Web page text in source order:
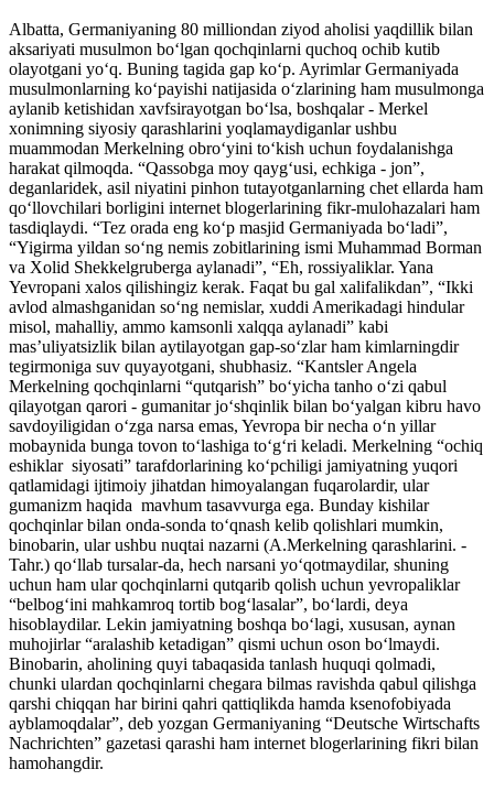
Albatta, Germaniyaning 80 milliondan ziyod aholisi yaqdillik bilan
aksariyati musulmon bo‘lgan qochqinlarni quchoq ochib kutib
olayotgani yo‘q. Buning tagida gap ko‘p. Ayrimlar Germaniyada
musulmonlarning ko‘payishi natijasida o‘zlarining ham musulmonga
aylanib ketishidan xavfsirayotgan bo‘lsa, boshqalar - Merkel
xonimning siyosiy qarashlarini yoqlamaydiganlar ushbu
muammodan Merkelning obro‘yini to‘kish uchun foydalanishga
harakat qilmoqda. “Qassobga moy qayg‘usi, echkiga - jon”,
deganlaridek, asil niyatini pinhon tutayotganlarning chet ellarda ham
qo‘llovchilari borligini internet blogerlarining fikr-mulohazalari ham
tasdiqlaydi. “Tez orada eng ko‘p masjid Germaniyada bo‘ladi”,
“Yigirma yildan so‘ng nemis zobitlarining ismi Muhammad Borman
va Xolid Shekkelgruberga aylanadi”, “Eh, rossiyaliklar. Yana
Yevropani xalos qilishingiz kerak. Faqat bu gal xalifalikdan”, “Ikki
avlod almashganidan so‘ng nemislar, xuddi Amerikadagi hindular
misol, mahalliy, ammo kamsonli xalqqa aylanadi” kabi
mas’uliyatsizlik bilan aytilayotgan gap-so‘zlar ham kimlarningdir
tegirmoniga suv quyayotgani, shubhasiz. “Kantsler Angela
Merkelning qochqinlarni “qutqarish” bo‘yicha tanho o‘zi qabul
qilayotgan qarori - gumanitar jo‘shqinlik bilan bo‘yalgan kibru havo
savdoyiligidan o‘zga narsa emas, Yevropa bir necha o‘n yillar
mobaynida bunga tovon to‘lashiga to‘g‘ri keladi. Merkelning “ochiq
eshiklar siyosati” tarafdorlarining ko‘pchiligi jamiyatning yuqori
qatlamidagi ijtimoiy jihatdan himoyalangan fuqarolardir, ular
gumanizm haqida mavhum tasavvurga ega. Bunday kishilar
qochqinlar bilan onda-sonda to‘qnash kelib qolishlari mumkin,
binobarin, ular ushbu nuqtai nazarni (A.Merkelning qarashlarini. -
Tahr.) qo‘llab tursalar-da, hech narsani yo‘qotmaydilar, shuning
uchun ham ular qochqinlarni qutqarib qolish uchun yevropaliklar
“belbog‘ini mahkamroq tortib bog‘lasalar”, bo‘lardi, deya
hisoblaydilar. Lekin jamiyatning boshqa bo‘lagi, xususan, aynan
muhojirlar “aralashib ketadigan” qismi uchun oson bo‘lmaydi.
Binobarin, aholining quyi tabaqasida tanlash huquqi qolmadi,
chunki ulardan qochqinlarni chegara bilmas ravishda qabul qilishga
qarshi chiqqan har birini qahri qattiqlikda hamda ksenofobiyada
ayblamoqdalar”, deb yozgan Germaniyaning “Deutsche Wirtschafts
Nachrichten” gazetasi qarashi ham internet blogerlarining fikri bilan
hamohangdir.